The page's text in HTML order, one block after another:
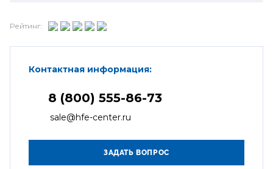
Рейтинг:
Контактная информация:
8 (800) 555-86-73
sale@hfe-center.ru